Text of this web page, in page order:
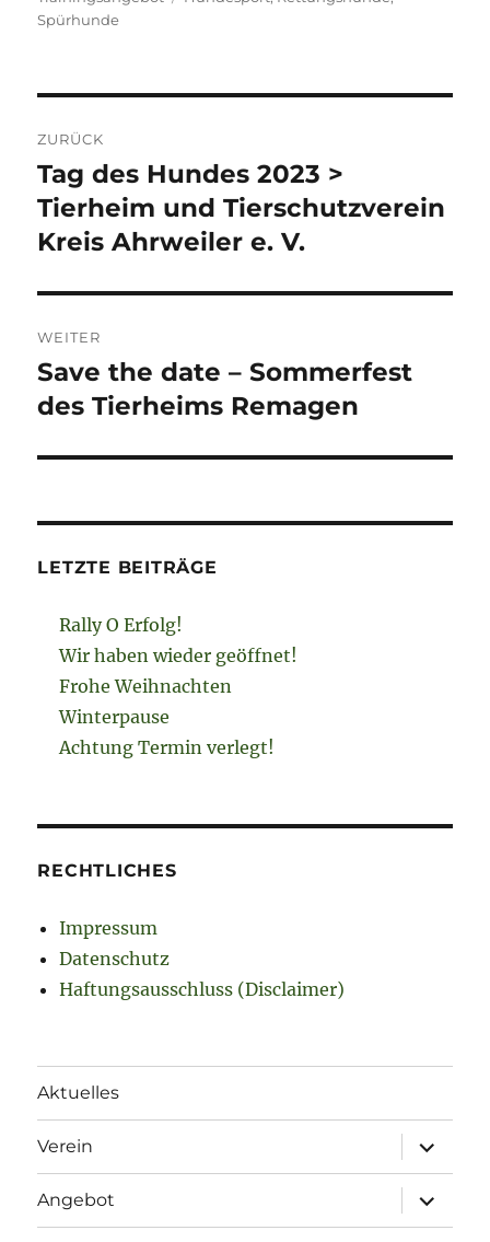
Spürhunde
ZURÜCK
Vorheriger
Beitrag:
Tag des Hundes 2023 >
Tierheim und Tierschutzverein
Kreis Ahrweiler e. V.
WEITER
Nächster
Beitrag:
Save the date – Sommerfest
des Tierheims Remagen
LETZTE BEITRÄGE
Rally O Erfolg!
Wir haben wieder geöffnet!
Frohe Weihnachten
Winterpause
Achtung Termin verlegt!
RECHTLICHES
Impressum
Datenschutz
Haftungsausschluss (Disclaimer)
Aktuelles
Verein
öffnen
Angebot
öffnen